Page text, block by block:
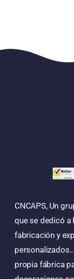
CNCAPS, Un
que se dedicó a
fabricación y
propia fábrica